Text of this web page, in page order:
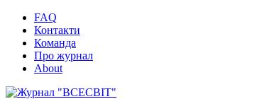
FAQ
Контакти
Команда
Про журнал
About